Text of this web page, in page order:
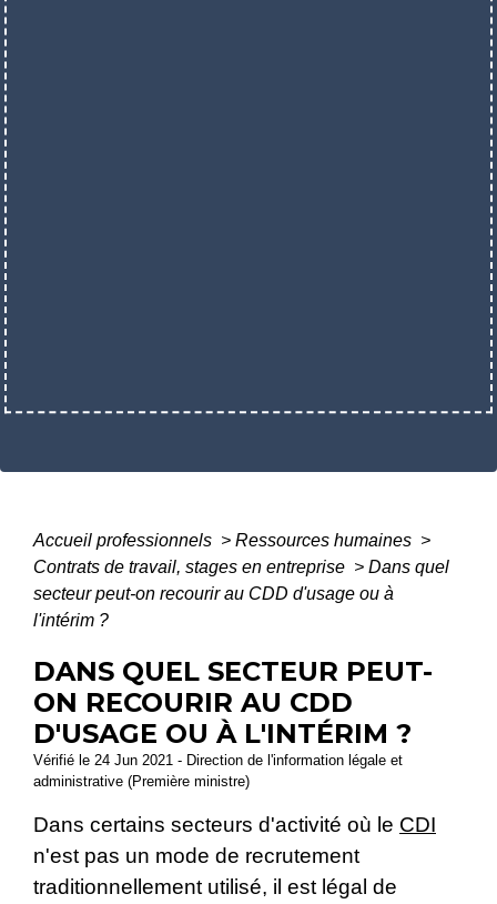
Accueil professionnels > Ressources humaines >
Contrats de travail, stages en entreprise > Dans quel
secteur peut-on recourir au CDD d'usage ou à
l'intérim ?
DANS QUEL SECTEUR PEUT-
ON RECOURIR AU CDD
D'USAGE OU À L'INTÉRIM ?
Vérifié le 24 Jun 2021 - Direction de l'information légale et
administrative (Première ministre)
Dans certains secteurs d'activité où le CDI
n'est pas un mode de recrutement
traditionnellement utilisé, il est légal de